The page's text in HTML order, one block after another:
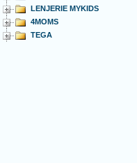
LENJERIE MYKIDS
4MOMS
TEGA